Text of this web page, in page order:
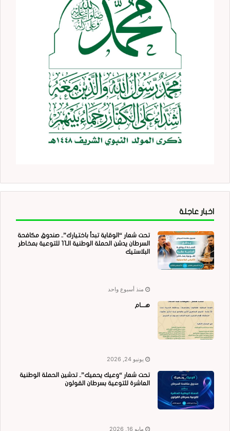
اخبار عاجلة
تحت شعار “الوقاية تبدأ باختيارك”.. صندوق مكافحة
السرطان يدشن الحملة الوطنية الـ11 للتوعية بمخاطر
البلاستيك
منذ أسبوع واحد
هــــام
يونيو 24, 2026
تحت شعار “وعيك يحميك”.. تدشين الحملة الوطنية
العاشرة للتوعية بسرطان القولون
مايو 16, 2026